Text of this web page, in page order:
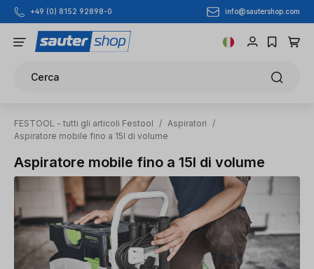
Passa al contenuto principale
+49 (0) 8152 92898-0 info@sautershop.com
Cerca
FESTOOL - tutti gli articoli Festool / Aspiratori
/
Aspiratore mobile fino a 15l di volume
Aspiratore mobile fino a 15l di volume